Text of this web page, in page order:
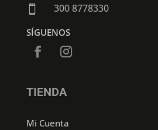
 300 8778330
SÍGUENOS
TIENDA
Mi Cuenta